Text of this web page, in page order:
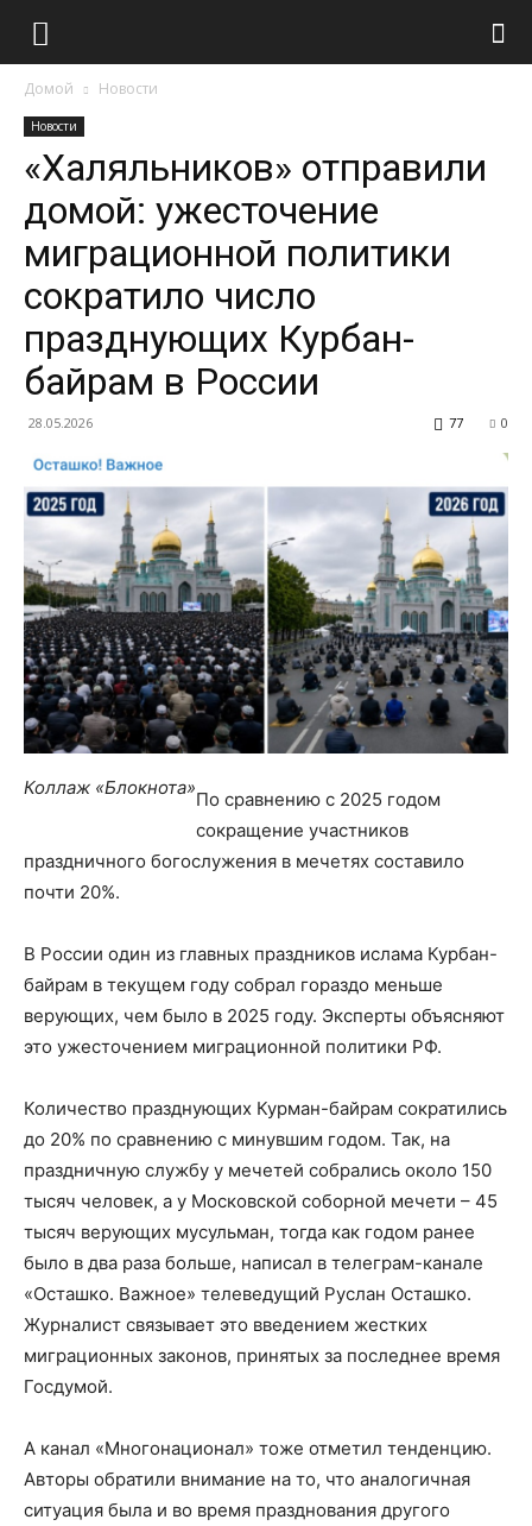
Домой Новости
Новости
«Халяльников» отправили
домой: ужесточение
миграционной политики
сократило число
празднующих Курбан-
байрам в России
28.05.2026 0
77
Коллаж «Блокнота»
По сравнению с 2025 годом
сокращение участников
праздничного богослужения в мечетях составило
почти 20%.
В России один из главных праздников ислама Курбан-
байрам в текущем году собрал гораздо меньше
верующих, чем было в 2025 году. Эксперты объясняют
это ужесточением миграционной политики РФ.
Количество празднующих Курман-байрам сократились
до 20% по сравнению с минувшим годом. Так, на
праздничную службу у мечетей собрались около 150
тысяч человек, а у Московской соборной мечети – 45
тысяч верующих мусульман, тогда как годом ранее
было в два раза больше, написал в телеграм-канале
«Осташко. Важное» телеведущий Руслан Осташко.
Журналист связывает это введением жестких
миграционных законов, принятых за последнее время
Госдумой.
А канал «Многонационал» тоже отметил тенденцию.
Авторы обратили внимание на то, что аналогичная
ситуация была и во время празднования другого